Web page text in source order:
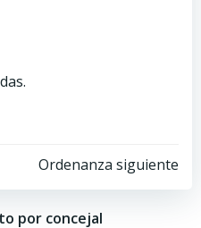
Ordenanza siguiente
por concejal